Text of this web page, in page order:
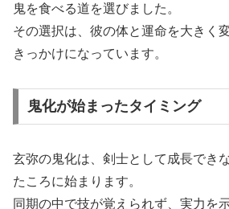
鬼を食べる道を選びました。
その選択は、彼の体と運命を大きく
きっかけになっています。
鬼化が始まったタイミング
玄弥の鬼化は、剣士として成長でき
たころに始まります。
同期の中で技が覚えられず、実力を